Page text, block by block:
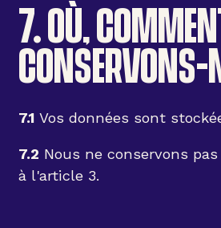
7. OÙ,
7.1 Vos données sont
7.2 Nous ne conservons
à l'article 3.